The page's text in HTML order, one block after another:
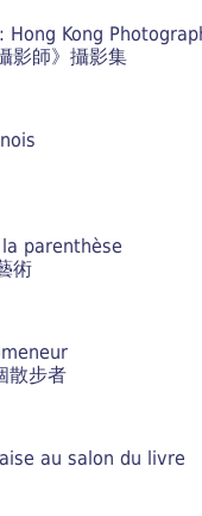
Kong
影師》攝影集
parenthèse
術
散步者
au salon du livre